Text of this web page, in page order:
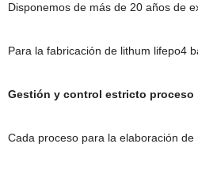
Disponemos de más de 20 años de
Para la fabricación de lithum lifepo4
Gestión y control estricto proceso
Cada proceso para la elaboración